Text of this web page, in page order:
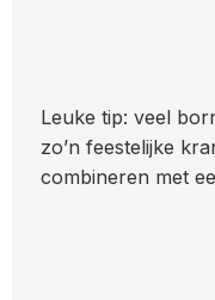
Leuke tip: veel
zo’n feestelijke
combineren met